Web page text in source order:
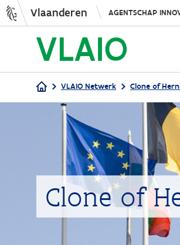
Vlaanderen AGENTSCHAP
Kruimelpad
VLAIO Netwerk Clone of
Clone of